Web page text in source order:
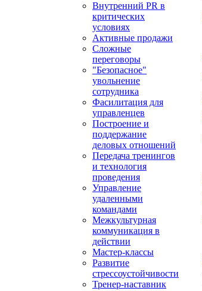
Внутренний PR в
критических
условиях
Активные продажи
Сложные
переговоры
"Безопасное"
увольнение
сотрудника
Фасилитация для
управленцев
Построение и
поддержание
деловых отношений
Передача тренингов
и технология
проведения
Управление
удаленными
командами
Межкультурная
коммуникация в
действии
Мастер-классы
Развитие
стрессоустойчивости
Тренер-наставник